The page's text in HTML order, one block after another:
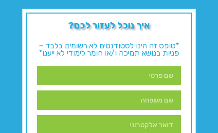
איך נוכל לעזור לכם?
*טופס זה הינו לסטודנטים לא רשומים בלבד –
פניות בנושא תמיכה ו/או חומר לימודי לא ייענו*